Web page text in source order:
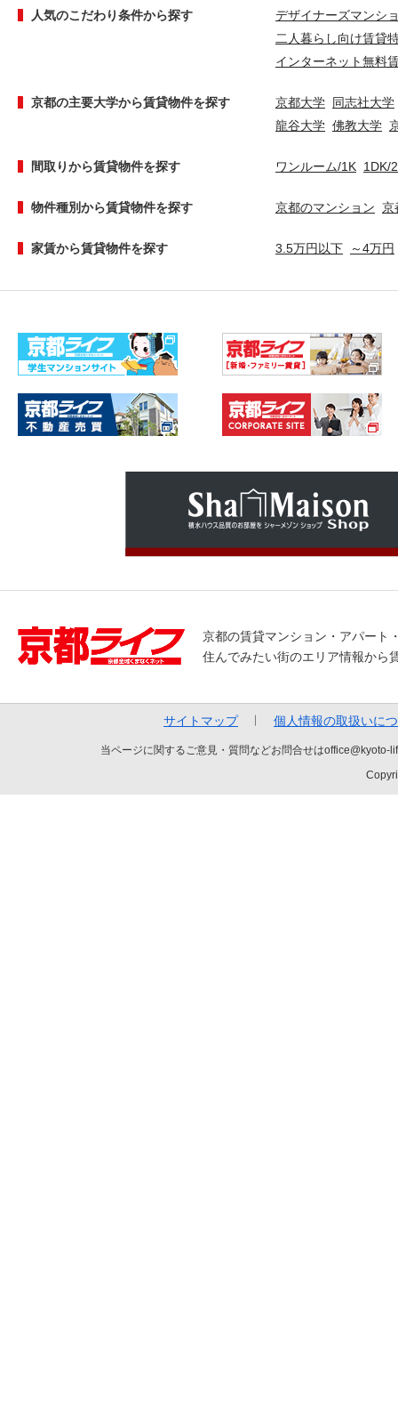
人気のこだわり条件から探す
デザイナーズマンシ
二人暮らし向け賃貸
インターネット無料
京都の主要大学から賃貸物件を探す 京都大学 同志社大学
龍谷大学 佛教大学
間取りから賃貸物件を探す ワンルーム/1K 1DK/
物件種別から賃貸物件を探す 京都のマンション 京
家賃から賃貸物件を探す 3.5万円以下 ～4万円
京都の賃貸マンション・アパート
住んでみたい街のエリア情報から
サイトマップ 個人情報の取扱いに
当ページに関するご意見・質問などお問合せは